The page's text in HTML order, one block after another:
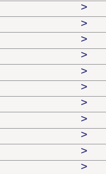
>
>
>
>
>
>
>
>
>
>
>